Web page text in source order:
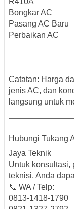
Bongkar AC
Pasang AC Baru
Perbaikan AC
Catatan: Harga
jenis AC, dan
langsung untuk
Hubungi Tukang
Jaya Teknik
Untuk konsultasi,
teknisi, Anda
📞 WA / Telp:
0813-1418-1790